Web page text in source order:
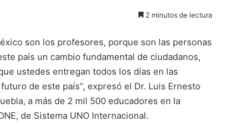
2 minutos de lectura
son los profesores, porque son las personas
país un cambio fundamental de ciudadanos,
ustedes entregan todos los días en las
de este país”, expresó el Dr. Luis Ernesto
a más de 2 mil 500 educadores en la
de Sistema UNO Internacional.